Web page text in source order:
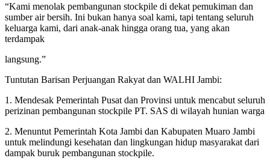
“Kami menolak pembangunan stockpile di dekat pemukiman dan
sumber air bersih. Ini bukan hanya soal kami, tapi tentang seluruh
keluarga kami, dari anak-anak hingga orang tua, yang akan
terdampak
langsung.”
Tuntutan Barisan Perjuangan Rakyat dan WALHI Jambi:
1. Mendesak Pemerintah Pusat dan Provinsi untuk mencabut seluruh
perizinan pembangunan stockpile PT. SAS di wilayah hunian warga
2. Menuntut Pemerintah Kota Jambi dan Kabupaten Muaro Jambi
untuk melindungi kesehatan dan lingkungan hidup masyarakat dari
dampak buruk pembangunan stockpile.